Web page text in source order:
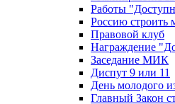
Работы
Россию строить
Правовой клуб
Награждение
Заседание МИК
Диспут 9 или 11
День молодого
Главный Закон